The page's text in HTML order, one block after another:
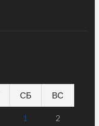
СБ ВС
1 2